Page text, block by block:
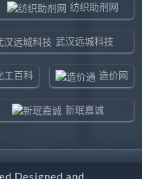
纺织助剂网
武汉远城科技
工百科 造价网
新珉嘉诚
Designed and